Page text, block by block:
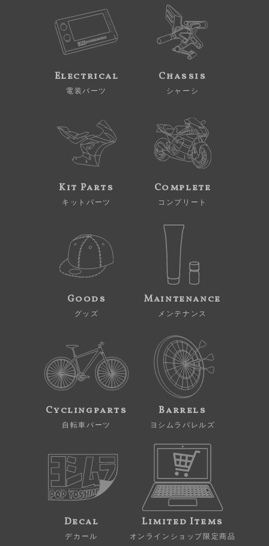
Electrical
電装パーツ
Chassis
シャーシ
Kit Parts
キットパーツ
Complete
コンプリート
Goods
グッズ
Maintenance
メンテナンス
Cyclingparts
自転車パーツ
Barrels
ヨシムラバレルズ
Decal
デカール
Limited Items
オンラインショップ限定商品